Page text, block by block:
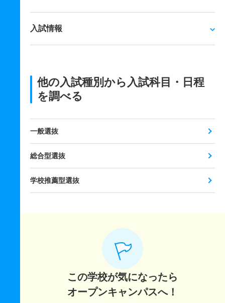
入試情報
他の入試種別から入試科目・日程
を調べる
一般選抜
総合型選抜
学校推薦型選抜
この学校が気になったら
オープンキャンパスへ！